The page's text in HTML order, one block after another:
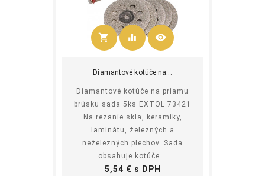
shopping_cart
Kúpiť
equalizer visibility
Diamantové kotúče na...
Diamantové kotúče na priamu
brúsku sada 5ks EXTOL 73421
Na rezanie skla, keramiky,
laminátu, železných a
neželezných plechov. Sada
obsahuje kotúče...
Cena
5,54 € s DPH